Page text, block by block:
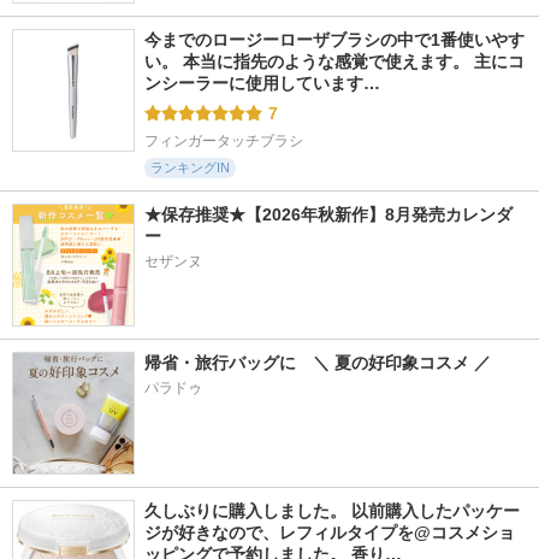
今までのロージーローザブラシの中で1番使いやす
い。 本当に指先のような感覚で使えます。 主にコ
ンシーラーに使用しています…
7
フィンガータッチブラシ
ランキングIN
★保存推奨★【2026年秋新作】8月発売カレンダ
ー
セザンヌ
帰省・旅行バッグに　＼ 夏の好印象コスメ ／
パラドゥ
久しぶりに購入しました。 以前購入したパッケー
ジが好きなので、レフィルタイプを@コスメショ
ッピングで予約しました。 香り…